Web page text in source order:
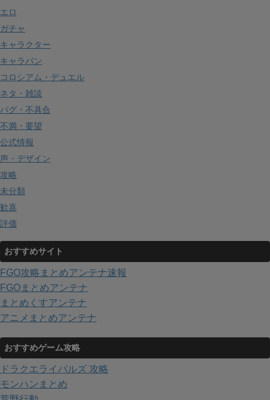
エロ
ガチャ
キャラクター
キャラバン
コロシアム・デュエル
ネタ・雑談
バグ・不具合
不満・要望
公式情報
声・デザイン
攻略
未分類
歓喜
評価
おすすめサイト
FGO攻略まとめアンテナ速報
FGOまとめアンテナ
まとめくすアンテナ
アニメまとめアンテナ
おすすめゲーム攻略
ドラクエライバルズ 攻略
モンハンまとめ